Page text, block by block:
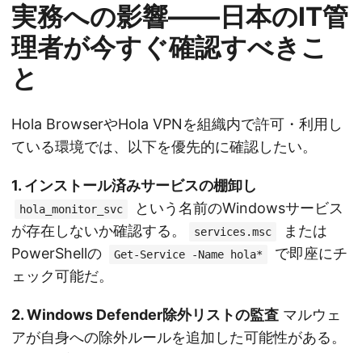
実務への影響——日本のIT管
理者が今すぐ確認すべきこ
と
Hola BrowserやHola VPNを組織内で許可・利用し
ている環境では、以下を優先的に確認したい。
1. インストール済みサービスの棚卸し
hola_monitor_svc
という名前のWindowsサービス
が存在しないか確認する。
services.msc
または
PowerShellの
Get-Service -Name hola*
で即座にチ
ェック可能だ。
2. Windows Defender除外リストの監査 マルウェ
アが自身への除外ルールを追加した可能性がある。